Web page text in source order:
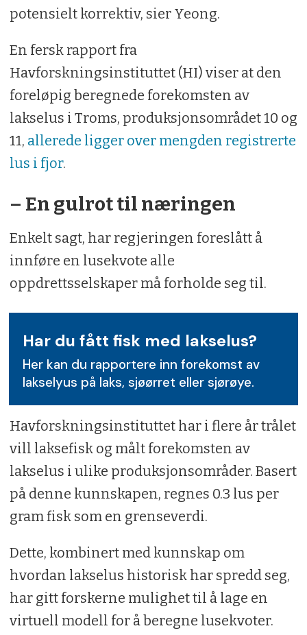
potensielt korrektiv, sier Yeong.
En fersk rapport fra
Havforskningsinstituttet (HI) viser at den
foreløpig beregnede forekomsten av
lakselus i Troms, produksjonsområdet 10 og
11, allerede ligger over mengden registrerte
lus i fjor.
– En gulrot til næringen
Enkelt sagt, har regjeringen foreslått å
innføre en lusekvote alle
oppdrettsselskaper må forholde seg til.
Har du fått fisk med lakselus?
Her kan du rapportere inn forekomst av
lakselyus på laks, sjøørret eller sjørøye.
Havforskningsinstituttet har i flere år trålet
vill laksefisk og målt forekomsten av
lakselus i ulike produksjonsområder. Basert
på denne kunnskapen, regnes 0.3 lus per
gram fisk som en grenseverdi.
Dette, kombinert med kunnskap om
hvordan lakselus historisk har spredd seg,
har gitt forskerne mulighet til å lage en
virtuell modell for å beregne lusekvoter.